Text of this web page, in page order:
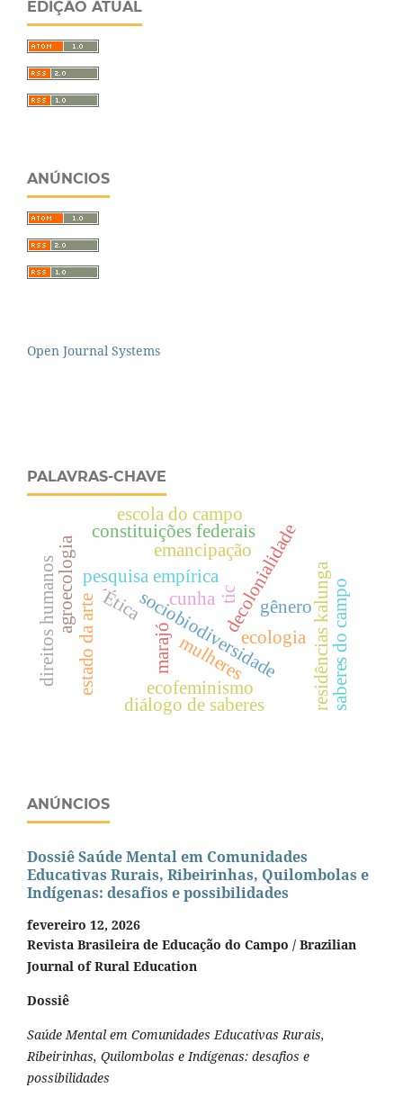
EDIÇÃO ATUAL
ANÚNCIOS
Open Journal Systems
PALAVRAS-CHAVE
decolonialidade
sociobiodiversidade
pesquisa empírica
´Ética
ecologia
mulheres
estado da arte ecofeminismo
agroecologia residências kalunga
diálogo de saberes
emancipação
saberes do campo
cunha
constituições federais
escola do campo
direitos humanos gênero
tic
marajó
ANÚNCIOS
Dossiê Saúde Mental em Comunidades
Educativas Rurais, Ribeirinhas, Quilombolas e
Indígenas: desafios e possibilidades
fevereiro 12, 2026
Revista Brasileira de Educação do Campo / Brazilian
Journal of Rural Education
Dossiê
Saúde Mental em Comunidades Educativas Rurais,
Ribeirinhas, Quilombolas e Indígenas: desafios e
possibilidades